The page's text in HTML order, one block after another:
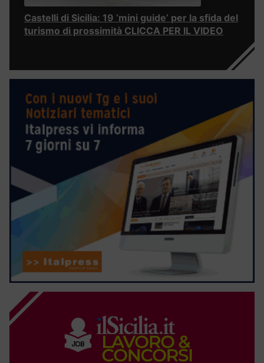
Castelli di Sicilia: 19 ‘mini guide’ per la sfida del
turismo di prossimità CLICCA PER IL VIDEO